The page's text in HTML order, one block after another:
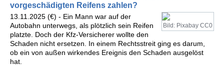
vorgeschädigten Reifens zahlen?
Bild: Pixabay CC0
13.11.2025 (€) - Ein Mann war auf der
Autobahn unterwegs, als plötzlich sein Reifen
platzte. Doch der Kfz-Versicherer wollte den
Schaden nicht ersetzen. In einem Rechtsstreit ging es darum,
ob ein von außen wirkendes Ereignis den Schaden ausgelöst
hat.